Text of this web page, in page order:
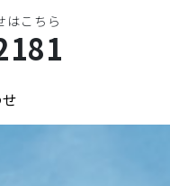
はこちら